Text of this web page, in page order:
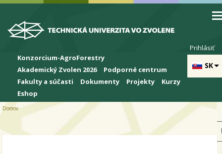
Skip to cookies
Skip to navigation
Skočiť na hlavný obsah
SK
Prihlásiť
Konzorcium-AgroForestry
Akademický Zvolen 2026
Podporné centrum
Fakulty a súčasti
Dokumenty Projekty
Kurzy
Eshop
Domov